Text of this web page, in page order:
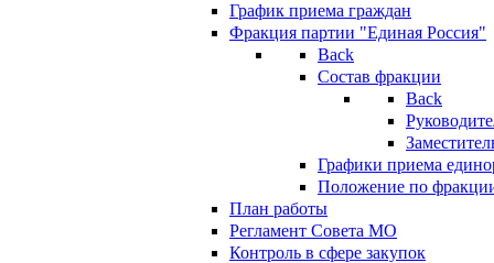
График приема граждан
Фракция партии "Единая Россия"
Back
Состав фракции
Back
Графики приема
Положение по
План работы
Регламент Совета МО
Контроль в сфере закупок